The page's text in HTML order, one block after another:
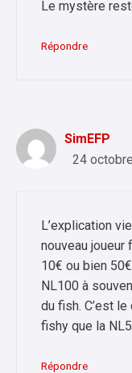
Le mystère
Répondre
SimEFP
24
L’explication
nouveau joueur
10€ ou bien
NL100 à
du fish. C’est
fishy que la
Répondre